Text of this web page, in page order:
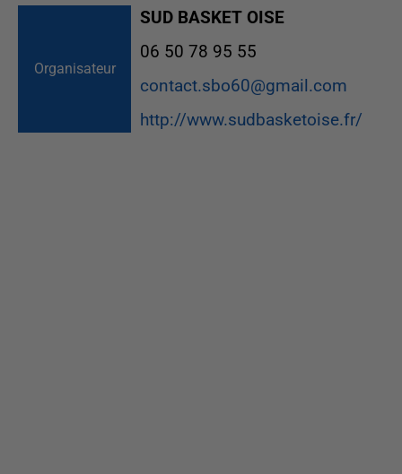
Organisateur
SUD BASKET OISE
06 50 78 95 55
contact.sbo60@gmail.com
http://www.sudbasketoise.fr/